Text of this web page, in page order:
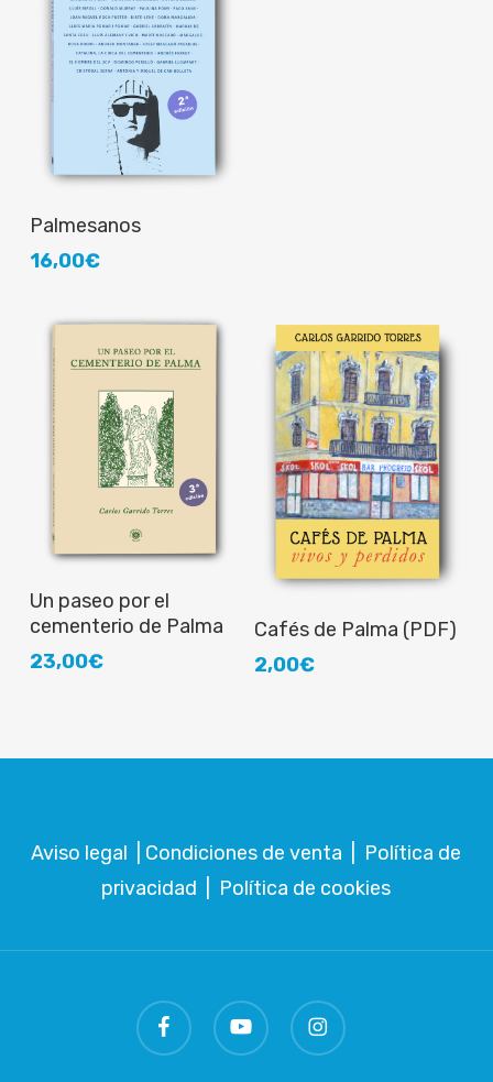
Palmesanos
16,00€
Añadir al carrito
Un paseo por el
cementerio de Palma
23,00€
Añadir al carrito
Cafés de Palma (PDF)
2,00€
Aviso legal Condiciones de venta
Política de
privacidad
Política de cookies
facebook youtube instagram